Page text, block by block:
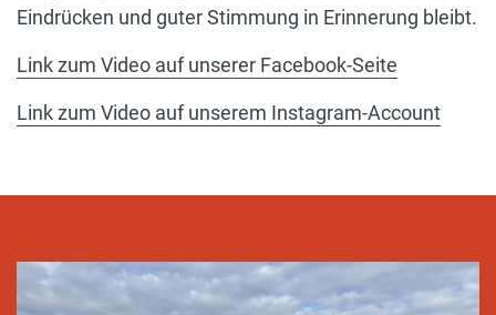
Eindrücken und guter Stimmung in Erinnerung bleibt.
Link zum Video auf unserer Facebook-Seite
Link zum Video auf unserem Instagram-Account